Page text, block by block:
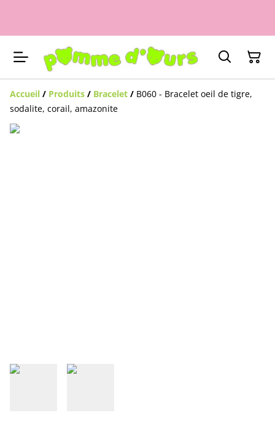
Accueil / Produits / Bracelet / B060 - Bracelet oeil de tigre,
sodalite, corail, amazonite